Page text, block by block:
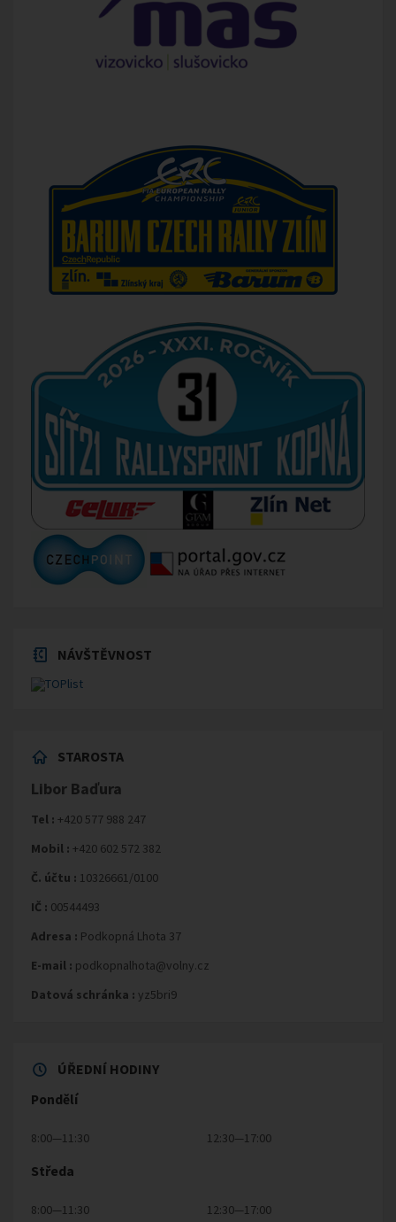
NÁVŠTĚVNOST
STAROSTA
Libor Baďura
Tel : +420 577 988 247
Mobil : +420 602 572 382
Č. účtu : 10326661/0100
IČ : 00544493
Adresa : Podkopná Lhota 37
E-mail : podkopnalhota@volny.cz
Datová schránka : yz5bri9
ÚŘEDNÍ HODINY
Pondělí
8:00—11:30 12:30—17:00
Středa
8:00—11:30 12:30—17:00